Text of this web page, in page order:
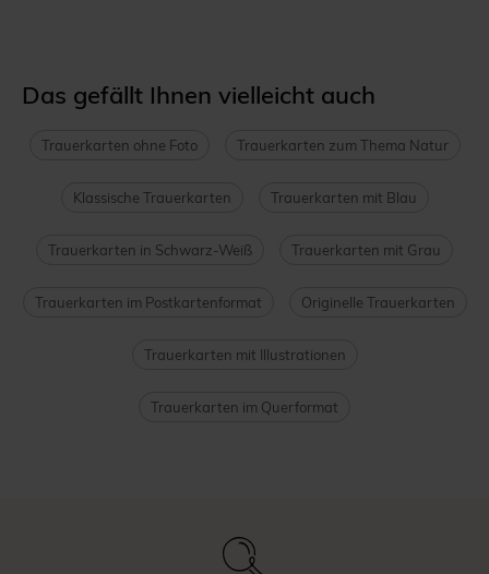
Das gefällt Ihnen vielleicht auch
Trauerkarten ohne Foto Trauerkarten zum Thema Natur
Klassische Trauerkarten Trauerkarten mit Blau
Trauerkarten in Schwarz-Weiß Trauerkarten mit Grau
Trauerkarten im Postkartenformat Originelle Trauerkarten
Trauerkarten mit Illustrationen
Trauerkarten im Querformat